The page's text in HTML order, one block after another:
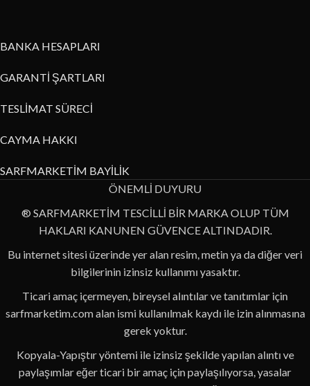
BANKA HESAPLARI
GARANTİ ŞARTLARI
TESLİMAT SÜRECİ
CAYMA HAKKI
SARFMARKETİM BAYİLİK
ÖNEMLİ DUYURU
® SARFMARKETİM TESCİLLİ BİR MARKA OLUP TÜM
HAKLARI KANUNEN GÜVENCE ALTINDADIR.
Bu internet sitesi üzerinde yer alan resim, metin ya da diğer veri
bilgilerinin izinsiz kullanımı yasaktır.
Ticari amaç içermeyen, bireysel alıntılar ve tanıtımlar için
sarfmarketim.com alan ismi kullanılmak kaydı ile izin alınmasına
gerek yoktur.
Kopyala-Yapıştır yöntemi ile izinsiz şekilde yapılan alıntı ve
paylaşımlar eğer ticari bir amaç için paylaşılıyorsa, yasalar